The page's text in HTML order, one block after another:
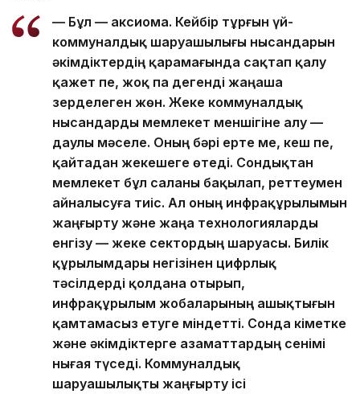
— Бұл — аксиома. Кейбір тұрғын үй-
коммуналдық шаруашылығы нысандарын
әкімдіктердің қарамағында сақтап қалу
қажет пе, жоқ па дегенді жаңаша
зерделеген жөн. Жеке коммуналдық
нысандарды мемлекет меншігіне алу —
даулы мәселе. Оның бәрі ерте ме, кеш пе,
қайтадан жекешеге өтеді. Сондықтан
мемлекет бұл саланы бақылап, реттеумен
айналысуға тиіс. Ал оның инфрақұрылымын
жаңғырту және жаңа технологияларды
енгізу — жеке сектордың шаруасы. Билік
құрылымдары негізінен цифрлық
тәсілдерді қолдана отырып,
инфрақұрылым жобаларының ашықтығын
қамтамасыз етуге міндетті. Сонда Үкіметке
және әкімдіктерге азаматтардың сенімі
нығая түседі. Коммуналдық
шаруашылықты жаңғырту ісі